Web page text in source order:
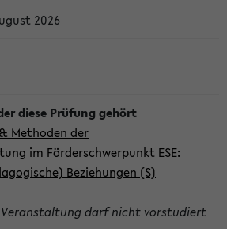
2026
Methoden der
im Förderschwerpunkt ESE:
Beziehungen (S)
Veranstaltung darf nicht vorstudiert